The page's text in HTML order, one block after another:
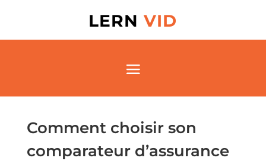
LERNVID
Comment choisir son
comparateur d’assurance